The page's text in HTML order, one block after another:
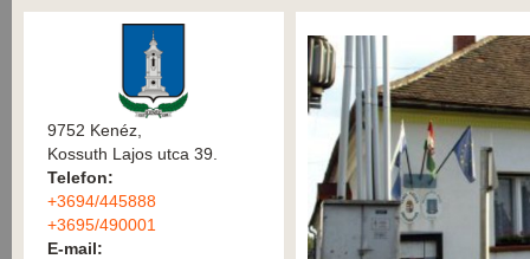
9752 Kenéz,
Kossuth Lajos utca 39.
Telefon:
+3694/445888
+3695/490001
E-mail: